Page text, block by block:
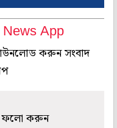
App
করুন সংবাদ
ফলো করুন